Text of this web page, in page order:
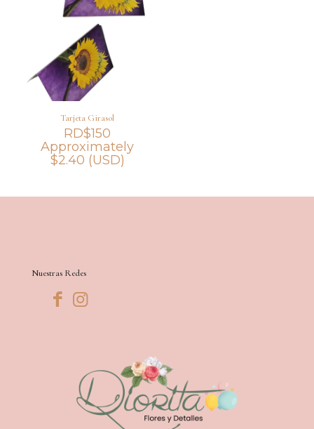
Tarjeta Girasol
RD$150
Approximately
$2.40 (USD)
Nuestras Redes